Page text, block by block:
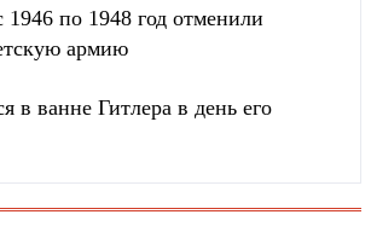
по 1948 год отменили
армию
в ванне Гитлера в день его